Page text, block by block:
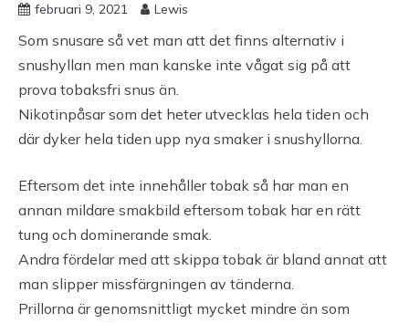
februari 9, 2021 Lewis
Som snusare så vet man att det finns alternativ i
snushyllan men man kanske inte vågat sig på att
prova tobaksfri snus än.
Nikotinpåsar som det heter utvecklas hela tiden och
där dyker hela tiden upp nya smaker i snushyllorna.
Eftersom det inte innehåller tobak så har man en
annan mildare smakbild eftersom tobak har en rätt
tung och dominerande smak.
Andra fördelar med att skippa tobak är bland annat att
man slipper missfärgningen av tänderna.
Prillorna är genomsnittligt mycket mindre än som